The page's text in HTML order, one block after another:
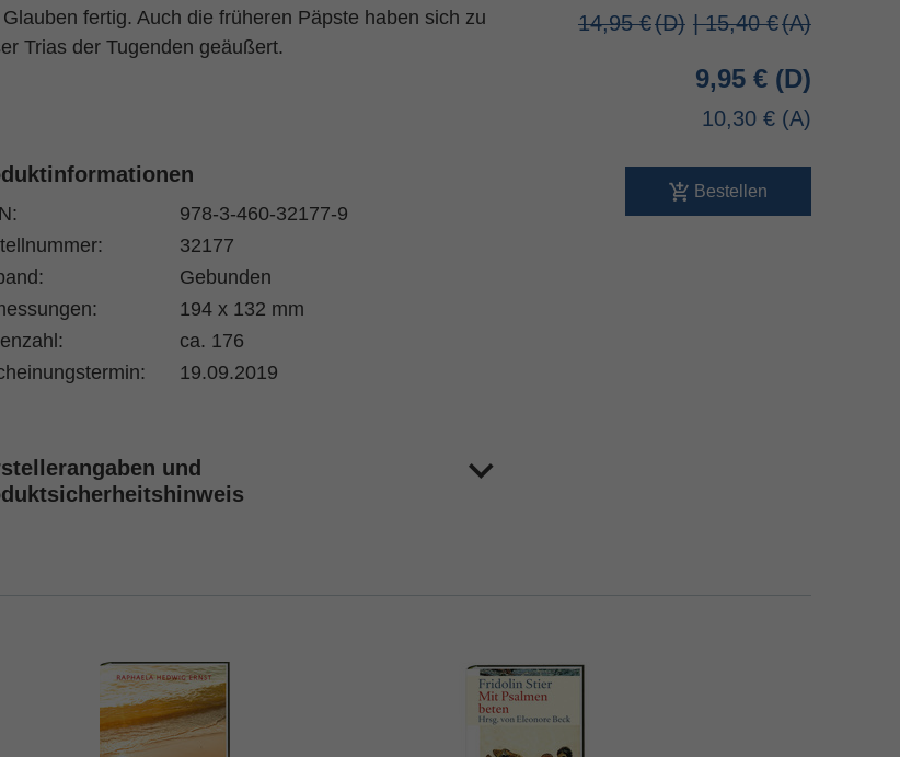
fertig. Auch die früheren Päpste haben sich zu
Trias der Tugenden geäußert.
14,95 € | 15,40 €
9,95 €
10,30 €
Bestellen
978-3-460-32177-9
32177
Gebunden
194 x 132 mm
ca. 176
19.09.2019
und